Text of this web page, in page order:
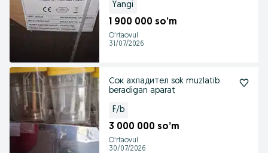
Yangi
1 900 000 so’m
Oʻrtaovul
31/07/2026
Сок ахладител sok muzlatib
beradigan aparat
F/b
3 000 000 so’m
Oʻrtaovul
30/07/2026